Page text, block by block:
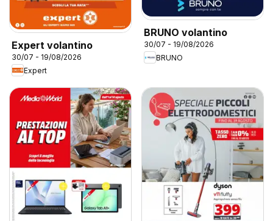
Expert volantino
30/07 - 19/08/2026
Expert
BRUNO volantino
30/07 - 19/08/2026
BRUNO